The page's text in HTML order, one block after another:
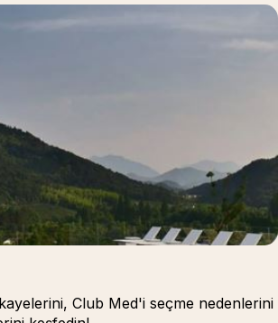
Club Med'i seçme nedenlerini